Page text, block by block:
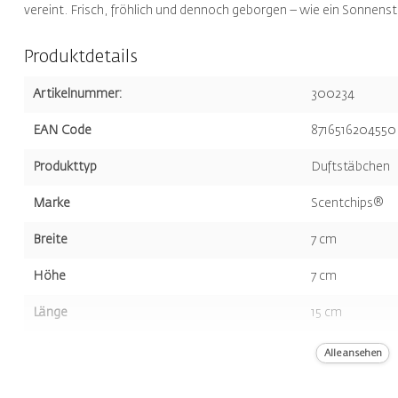
vereint. Frisch, fröhlich und dennoch geborgen – wie ein
Produktdetails
Artikelnummer: 300234
EAN Code 8716516204550
Produkttyp Duftstäbchen
Marke Scentchips®
Breite 7 cm
Höhe 7 cm
Länge 15 cm
200 ml
Alle ansehen